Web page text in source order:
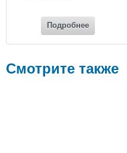
Подробнее
Смотрите также